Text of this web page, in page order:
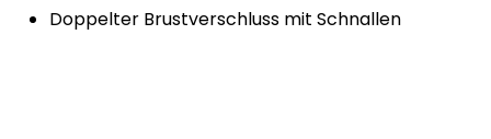
Doppelter Brustverschluss mit Schnallen